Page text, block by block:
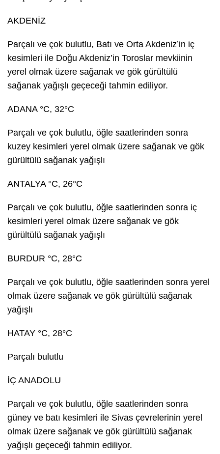
AKDENİZ
Parçalı ve çok bulutlu, Batı ve Orta Akdeniz’in iç
kesimleri ile Doğu Akdeniz’in Toroslar mevkiinin
yerel olmak üzere sağanak ve gök gürültülü
sağanak yağışlı geçeceği tahmin ediliyor.
ADANA °C, 32°C
Parçalı ve çok bulutlu, öğle saatlerinden sonra
kuzey kesimleri yerel olmak üzere sağanak ve gök
gürültülü sağanak yağışlı
ANTALYA °C, 26°C
Parçalı ve çok bulutlu, öğle saatlerinden sonra iç
kesimleri yerel olmak üzere sağanak ve gök
gürültülü sağanak yağışlı
BURDUR °C, 28°C
Parçalı ve çok bulutlu, öğle saatlerinden sonra yerel
olmak üzere sağanak ve gök gürültülü sağanak
yağışlı
HATAY °C, 28°C
Parçalı bulutlu
İÇ ANADOLU
Parçalı ve çok bulutlu, öğle saatlerinden sonra
güney ve batı kesimleri ile Sivas çevrelerinin yerel
olmak üzere sağanak ve gök gürültülü sağanak
yağışlı geçeceği tahmin ediliyor.